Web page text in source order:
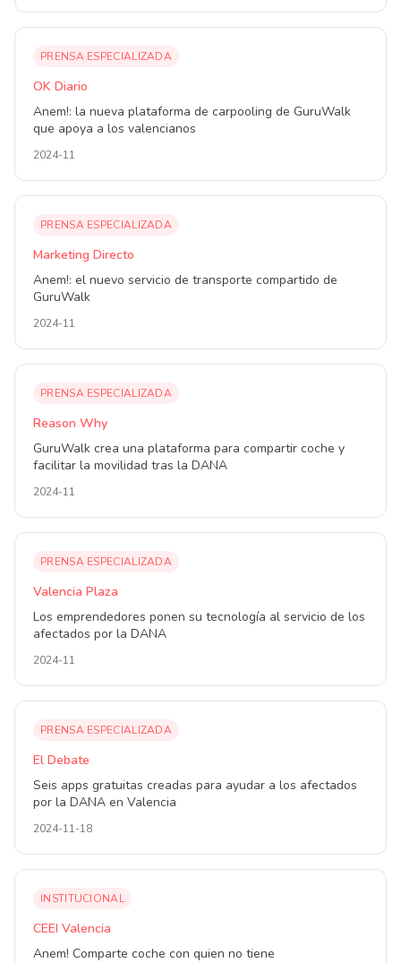
PRENSA ESPECIALIZADA
OK Diario
Anem!: la nueva plataforma de carpooling de GuruWalk
que apoya a los valencianos
2024-11
PRENSA ESPECIALIZADA
Marketing Directo
Anem!: el nuevo servicio de transporte compartido de
GuruWalk
2024-11
PRENSA ESPECIALIZADA
Reason Why
GuruWalk crea una plataforma para compartir coche y
facilitar la movilidad tras la DANA
2024-11
PRENSA ESPECIALIZADA
Valencia Plaza
Los emprendedores ponen su tecnología al servicio de los
afectados por la DANA
2024-11
PRENSA ESPECIALIZADA
El Debate
Seis apps gratuitas creadas para ayudar a los afectados
por la DANA en Valencia
2024-11-18
INSTITUCIONAL
CEEI Valencia
Anem! Comparte coche con quien no tiene